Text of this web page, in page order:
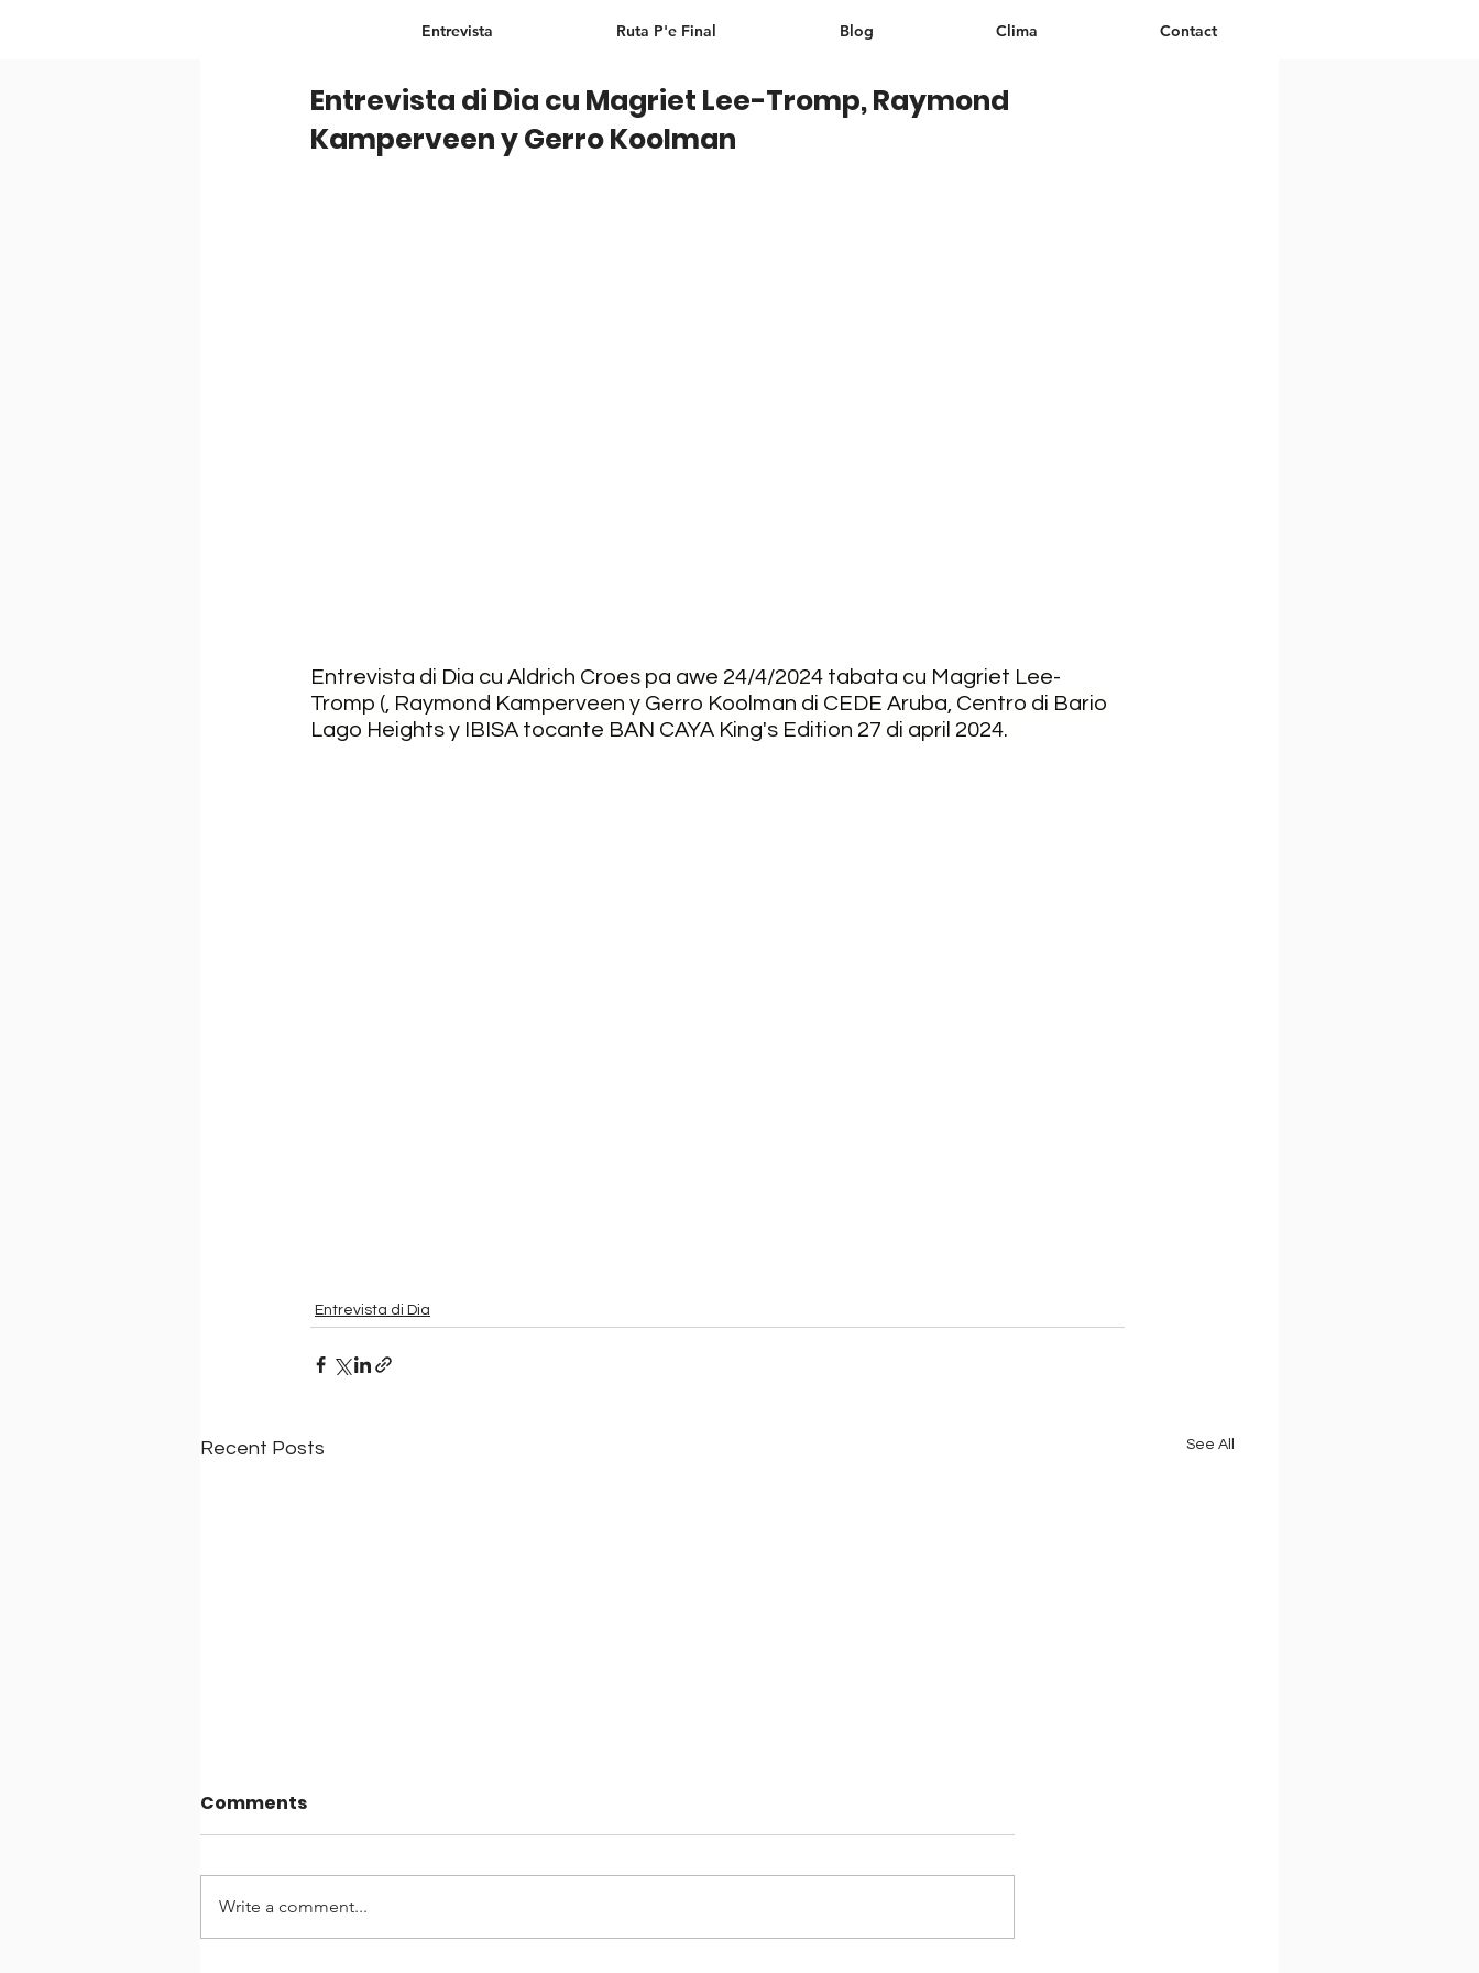
Entrevista Ruta P'e Final Blog Clima Contact
Entrevista di Dia cu Magriet Lee-Tromp, Raymond
Kamperveen y Gerro Koolman
Entrevista di Dia cu Aldrich Croes pa awe 24/4/2024 tabata cu Magriet Lee-
Tromp (, Raymond Kamperveen y Gerro Koolman di CEDE Aruba, Centro di Bario
Lago Heights y IBISA tocante BAN CAYA King's Edition 27 di april 2024.
Entrevista di Dia
Recent Posts See All
Comments
Write a comment...